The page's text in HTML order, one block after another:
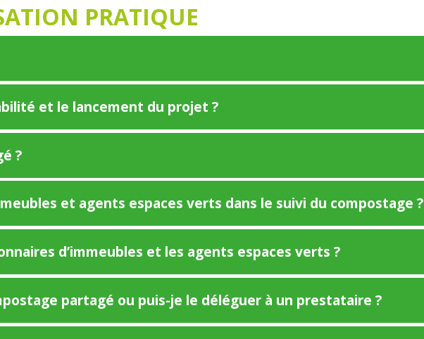
PRATIQUE
et le lancement du projet ?
?
et agents espaces verts dans le suivi du compostage ?
d’immeubles et les agents espaces verts ?
partagé ou puis-je le déléguer à un prestataire ?